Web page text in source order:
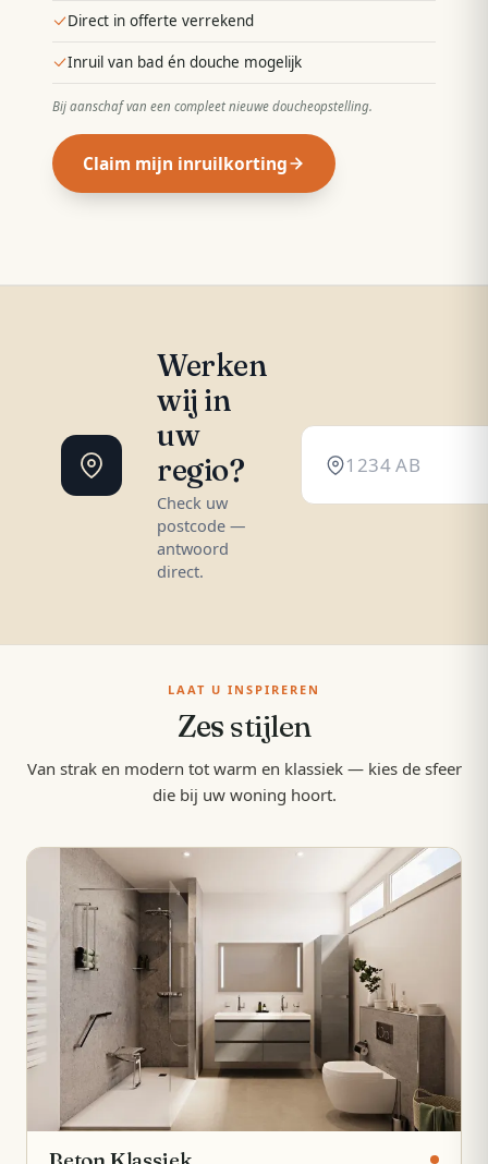
Direct in offerte verrekend
Inruil van bad én douche mogelijk
Bij aanschaf van een compleet nieuwe doucheopstelling.
Claim mijn inruilkorting
Werken
wij in
uw
regio?
Check uw
postcode —
antwoord
direct.
LAAT U INSPIREREN
Zes stijlen
Van strak en modern tot warm en klassiek — kies de sfeer
die bij uw woning hoort.